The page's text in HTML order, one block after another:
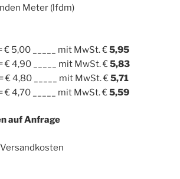
Meter (lfdm)
€ 5,00 _____ mit MwSt. €5,95
€ 4,90 _____ mit MwSt. €5,83
€ 4,80 _____ mit MwSt. €5,71
€ 4,70 _____ mit MwSt. €5,59
auf Anfrage